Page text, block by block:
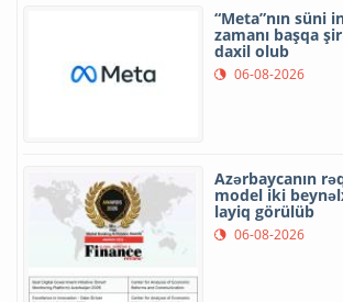
“Meta”nın süni
zamanı başqa
daxil olub
06-08-2026
Azərbaycanın
model iki
layiq görülüb
06-08-2026